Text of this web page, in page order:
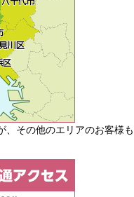
、その他のエリアのお客様も